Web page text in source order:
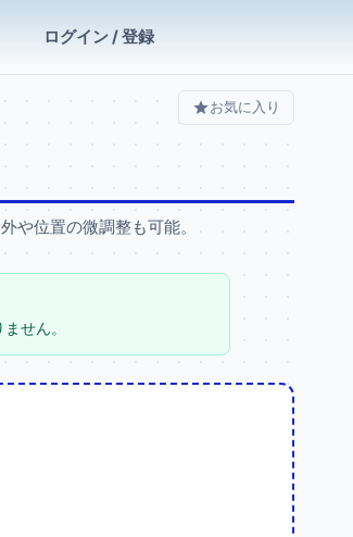
ログイン / 登録
お気に入り
や位置の微調整も可能。
せん。